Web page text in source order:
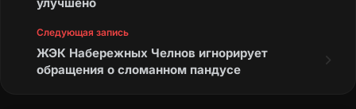
Следующая запись
ЖЭК Набережных Челнов игнорирует
обращения о сломанном пандусе